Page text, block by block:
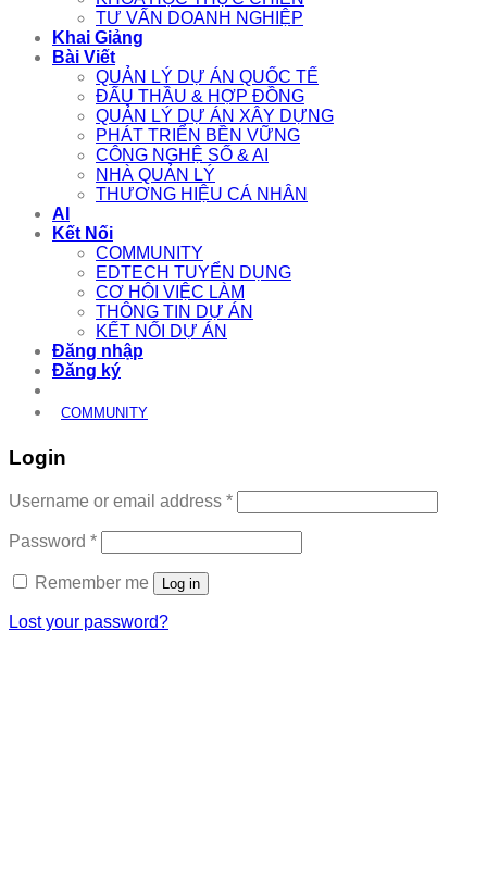
TƯ VẤN DOANH NGHIỆP
Khai Giảng
Bài Viết
QUẢN LÝ DỰ ÁN QUỐC TẾ
ĐẤU THẦU & HỢP ĐỒNG
QUẢN LÝ DỰ ÁN XÂY DỰNG
PHÁT TRIỂN BỀN VỮNG
CÔNG NGHỆ SỐ & AI
NHÀ QUẢN LÝ
THƯƠNG HIỆU CÁ NHÂN
AI
Kết Nối
COMMUNITY
EDTECH TUYỂN DỤNG
CƠ HỘI VIỆC LÀM
THÔNG TIN DỰ ÁN
KẾT NỐI DỰ ÁN
Đăng nhập
Đăng ký
COMMUNITY
Login
Username or email address *Required
Password *Required
Remember me Log in
Lost your password?